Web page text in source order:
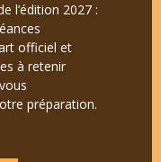
l’édition 2027 :
officiel et
à retenir
préparation.